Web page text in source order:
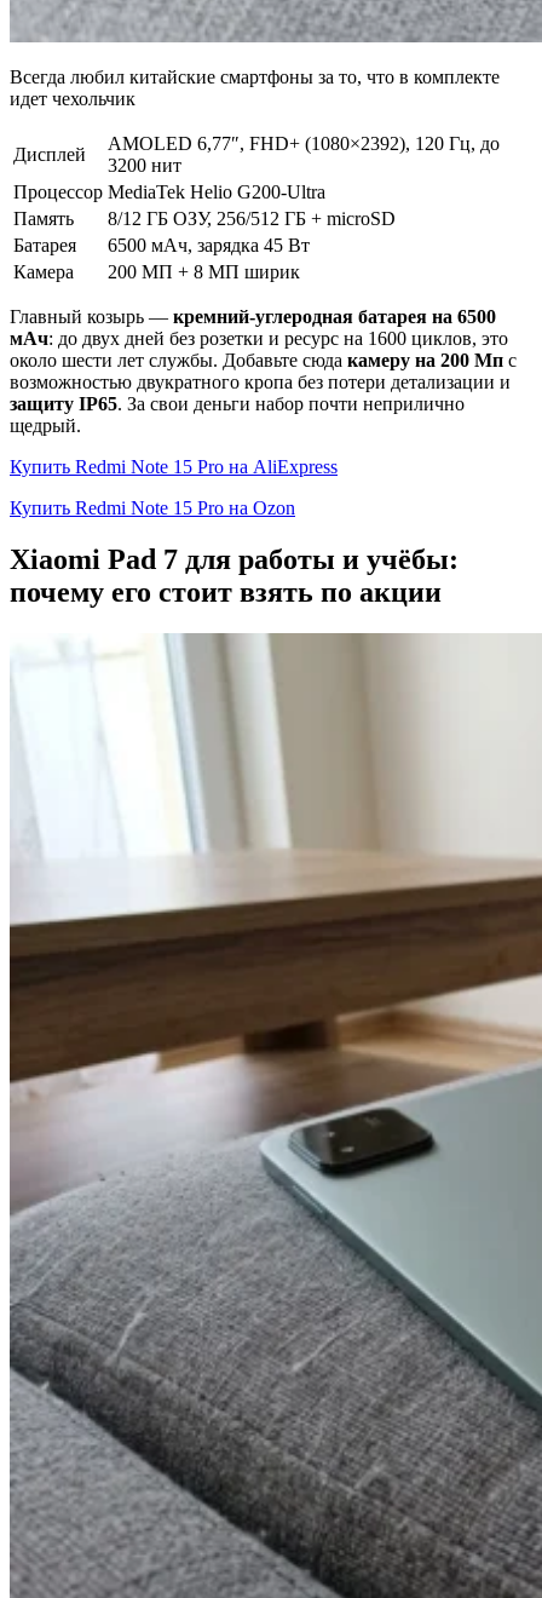
Всегда любил китайские смартфоны за то, что в комплекте
идет чехольчик
Дисплей
AMOLED 6,77″, FHD+ (1080×2392), 120 Гц, до
3200 нит
Процессор MediaTek Helio G200-Ultra
Память
8/12 ГБ ОЗУ, 256/512 ГБ + microSD
Батарея
6500 мАч, зарядка 45 Вт
Камера
200 МП + 8 МП ширик
Главный козырь — кремний-углеродная батарея на 6500
мАч: до двух дней без розетки и ресурс на 1600 циклов, это
около шести лет службы. Добавьте сюда камеру на 200 Мп с
возможностью двукратного кропа без потери детализации и
защиту IP65. За свои деньги набор почти неприлично
щедрый.
Купить Redmi Note 15 Pro на AliExpress
Купить Redmi Note 15 Pro на Ozon
Xiaomi Pad 7 для работы и учёбы:
почему его стоит взять по акции